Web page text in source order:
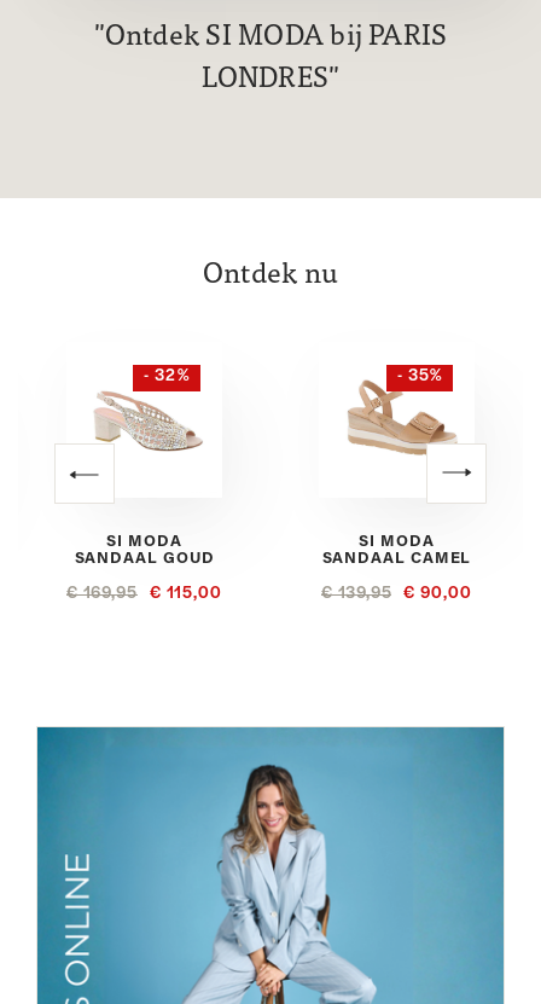
Ontdek SI MODA bij PARIS
LONDRES
Ontdek nu
- 32%
SI MODA
SANDAAL GOUD
€ 169,95 € 115,00
- 35%
SI MODA
SANDAAL CAMEL
€ 139,95 € 90,00